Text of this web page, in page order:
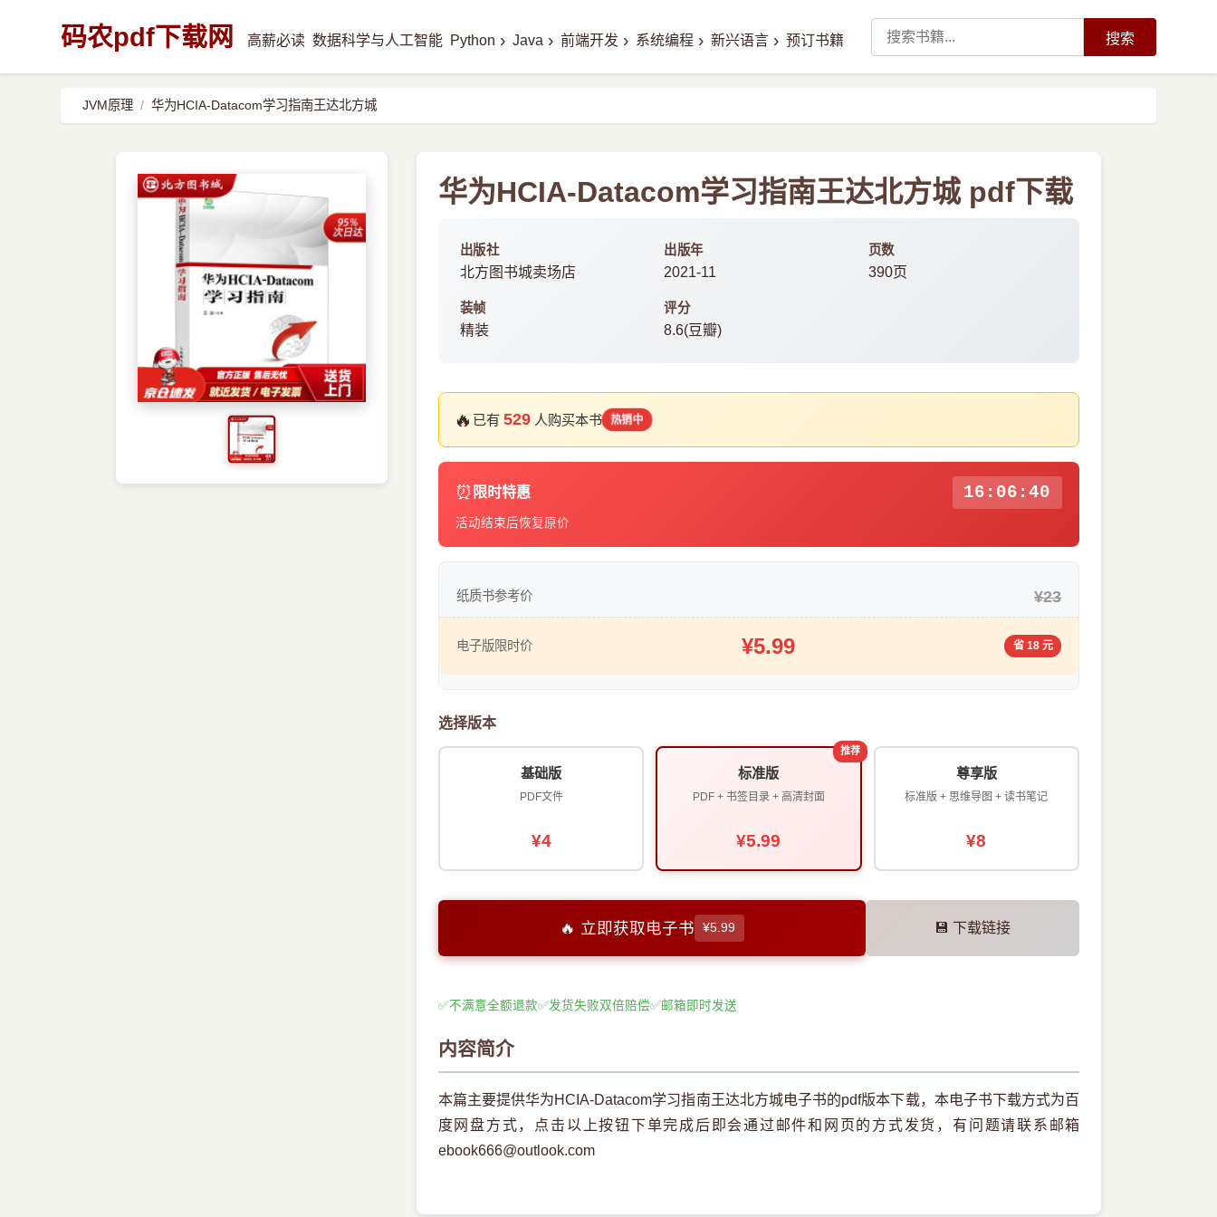
码农pdf下载网 高薪必读 数据科学与人工智能 Python › Java › 前端开发 › 系统编程 › 新兴语言 › 预订书籍 搜索
JVM原理 华为HCIA-Datacom学习指南王达北方城
华为HCIA-Datacom学习指南王达北方城 pdf下载
出版社
北方图书城卖场店
出版年
2021-11
页数
390页
装帧
精装
评分
8.6(豆瓣)
🔥 已有 529人购买本书 热销中
⏰ 限时特惠 16:06:40
活动结束后恢复原价
纸质书参考价 ¥23
电子版限时价 ¥5.99 省 18 元
选择版本
基础版
PDF文件
¥4
推荐
标准版
PDF + 书签目录 + 高清封面
¥5.99
尊享版
标准版 + 思维导图 + 读书笔记
¥8
🔥 立即获取电子书 ¥5.99 💾 下载链接
✅不满意全额退款✅发货失败双倍赔偿✅邮箱即时发送
内容简介
本篇主要提供华为HCIA-Datacom学习指南王达北方城电子书的pdf版本下载，本电子书下载方式为百
度网盘方式，点击以上按钮下单完成后即会通过邮件和网页的方式发货，有问题请联系邮箱
ebook666@outlook.com